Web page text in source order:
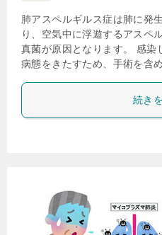
肺アスペルギルス症は肺に発
り、空気中に浮遊するアスペ
真菌が原因となります。 感染
病態をきたすため、手術を含
続き